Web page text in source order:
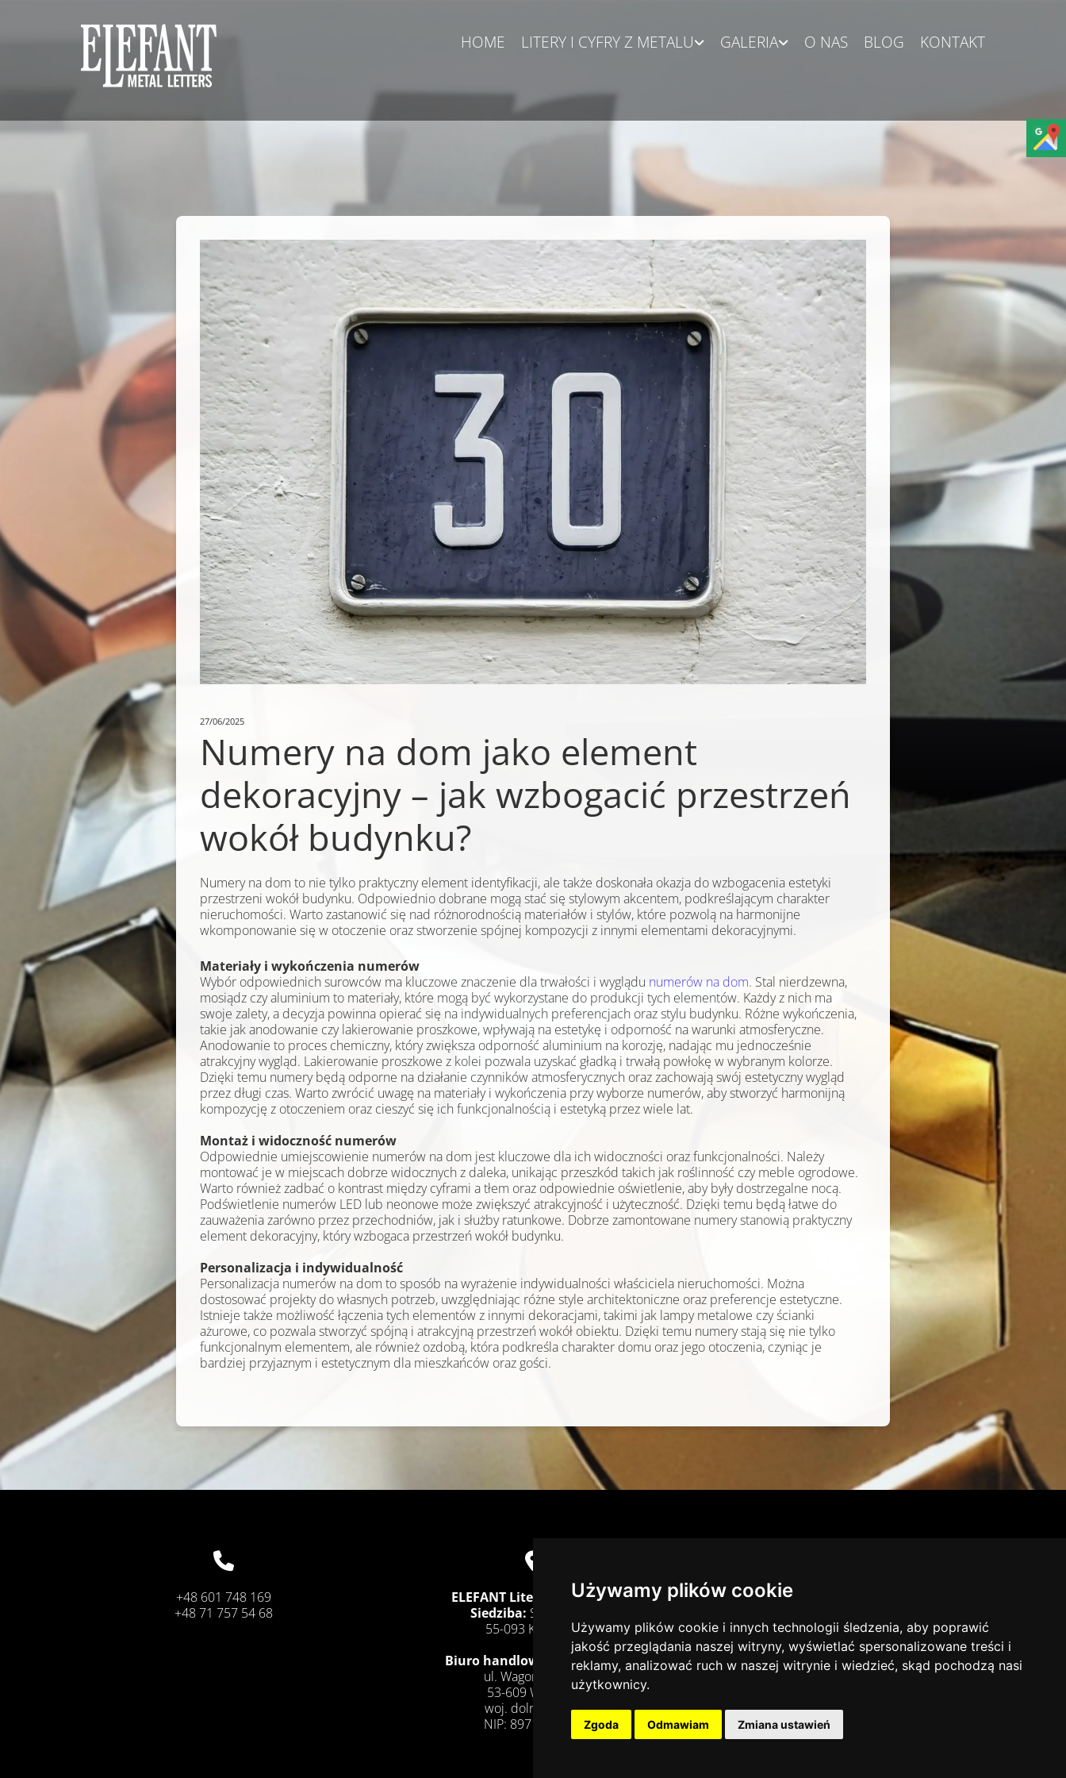
Używamy plików cookie
Używamy plików cookie i innych technologii śledzenia, aby poprawić
jakość przeglądania naszej witryny, wyświetlać spersonalizowane treści i
reklamy, analizować ruch w naszej witrynie i wiedzieć, skąd pochodzą nasi
użytkownicy.
Zgoda Odmawiam Zmiana ustawień
HOME LITERY I CYFRY Z METALU GALERIA O NAS BLOG KONTAKT
27/06/2025
Numery na dom jako element
dekoracyjny – jak wzbogacić przestrzeń
wokół budynku?
Numery na dom to nie tylko praktyczny element identyfikacji, ale także doskonała okazja do wzbogacenia estetyki
przestrzeni wokół budynku. Odpowiednio dobrane mogą stać się stylowym akcentem, podkreślającym charakter
nieruchomości. Warto zastanowić się nad różnorodnością materiałów i stylów, które pozwolą na harmonijne
wkomponowanie się w otoczenie oraz stworzenie spójnej kompozycji z innymi elementami dekoracyjnymi.
Materiały i wykończenia numerów
Wybór odpowiednich surowców ma kluczowe znaczenie dla trwałości i wyglądu numerów na dom. Stal nierdzewna,
mosiądz czy aluminium to materiały, które mogą być wykorzystane do produkcji tych elementów. Każdy z nich ma
swoje zalety, a decyzja powinna opierać się na indywidualnych preferencjach oraz stylu budynku. Różne wykończenia,
takie jak anodowanie czy lakierowanie proszkowe, wpływają na estetykę i odporność na warunki atmosferyczne.
Anodowanie to proces chemiczny, który zwiększa odporność aluminium na korozję, nadając mu jednocześnie
atrakcyjny wygląd. Lakierowanie proszkowe z kolei pozwala uzyskać gładką i trwałą powłokę w wybranym kolorze.
Dzięki temu numery będą odporne na działanie czynników atmosferycznych oraz zachowają swój estetyczny wygląd
przez długi czas. Warto zwrócić uwagę na materiały i wykończenia przy wyborze numerów, aby stworzyć harmonijną
kompozycję z otoczeniem oraz cieszyć się ich funkcjonalnością i estetyką przez wiele lat.
Montaż i widoczność numerów
Odpowiednie umiejscowienie numerów na dom jest kluczowe dla ich widoczności oraz funkcjonalności. Należy
montować je w miejscach dobrze widocznych z daleka, unikając przeszkód takich jak roślinność czy meble ogrodowe.
Warto również zadbać o kontrast między cyframi a tłem oraz odpowiednie oświetlenie, aby były dostrzegalne nocą.
Podświetlenie numerów LED lub neonowe może zwiększyć atrakcyjność i użyteczność. Dzięki temu będą łatwe do
zauważenia zarówno przez przechodniów, jak i służby ratunkowe. Dobrze zamontowane numery stanowią praktyczny
element dekoracyjny, który wzbogaca przestrzeń wokół budynku.
Personalizacja i indywidualność
Personalizacja numerów na dom to sposób na wyrażenie indywidualności właściciela nieruchomości. Można
dostosować projekty do własnych potrzeb, uwzględniając różne style architektoniczne oraz preferencje estetyczne.
Istnieje także możliwość łączenia tych elementów z innymi dekoracjami, takimi jak lampy metalowe czy ścianki
ażurowe, co pozwala stworzyć spójną i atrakcyjną przestrzeń wokół obiektu. Dzięki temu numery stają się nie tylko
funkcjonalnym elementem, ale również ozdobą, która podkreśla charakter domu oraz jego otoczenia, czyniąc je
bardziej przyjaznym i estetycznym dla mieszkańców oraz gości.

+48 601 748 169
+48 71 757 54 68

ELEFANT Literyzmetalu.pl
Siedziba: Stępin 33D,
55-093 Kiełczów
Biuro handlowe/Produkcja:
ul. Wagonowa 34,
53-609 Wrocław
woj. dolnośląskie
NIP: 8971266383
info@literyzmetalu.pl
Polityka prywatności